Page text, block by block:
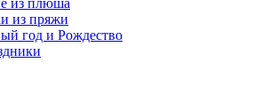
из пряжи
год и Рождество